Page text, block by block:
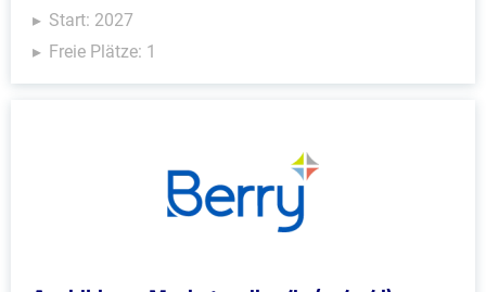
Start: 2027
Freie Plätze: 1